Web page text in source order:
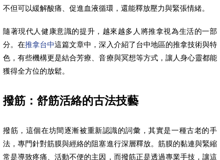
不但可以緩解酸痛、促進血液循環，還能釋放壓力與緊張情緒。
隨著現代人健康意識的提升，越來越多人將推拿視為生活的一部
分。在推拿台中這篇文章中，深入介紹了台中地區的推拿技術與特
色，有些機構更是結合芳療、音療與冥想等方式，讓人身心靈都能
獲得全方位的放鬆。
撥筋：舒筋活絡的古法技藝
撥筋，這個在坊間逐漸被重新認識的詞彙，其實是一種古老的手
法，專門針對筋膜與經絡的阻塞進行深層釋放。筋膜的黏連與緊縮
常是導致疼痛、活動不便的主因，而撥筋正是透過專業手技，讓這